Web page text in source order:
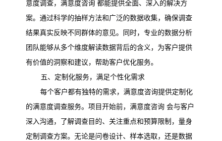
意度调查，满意度咨询 都能提供全面、深入的解决方
案。通过科学的抽样方法和广泛的数据收集，确保调查
结果真实反映不同群体的意见。同时，专业的数据分析
团队能够从多个维度解读数据背后的含义，为客户提供
有价值的洞察和建议，帮助客户优化服务。
五、定制化服务，满足个性化需求
每个客户都有独特的需求，满意度咨询提供定制化
的满意度调查服务。项目开始前，满意度咨询 会与客户
深入沟通，了解调查目的、关注重点和预算限制，量身
定制调查方案。无论是问卷设计、样本选取，还是数据